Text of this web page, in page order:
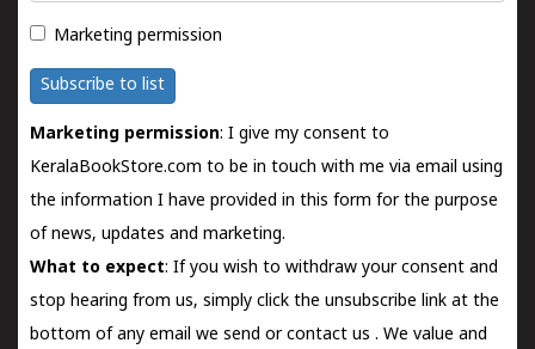
Marketing permission
Subscribe to list
Marketing permission: I give my consent to
KeralaBookStore.com to be in touch with me via email using
the information I have provided in this form for the purpose
of news, updates and marketing.
What to expect: If you wish to withdraw your consent and
stop hearing from us, simply click the unsubscribe link at the
bottom of any email we send orcontact us . We value and